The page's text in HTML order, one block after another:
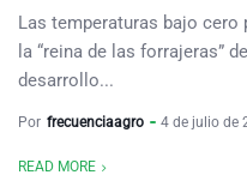
Las temperaturas bajo
la “reina de las forrajeras”
desarrollo...
Por frecuenciaagro 4 de julio de
READ MORE